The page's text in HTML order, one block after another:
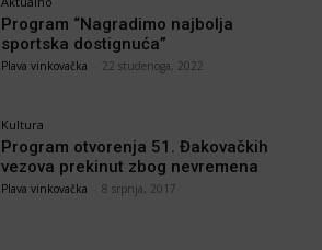
Program “Nagradimo najbolja
sportska dostignuća”
Plava vinkovačka 22 studenoga, 2022
Kultura
Program otvorenja 51. Đakovačkih
vezova prekinut zbog nevremena
Plava vinkovačka 8 srpnja, 2017